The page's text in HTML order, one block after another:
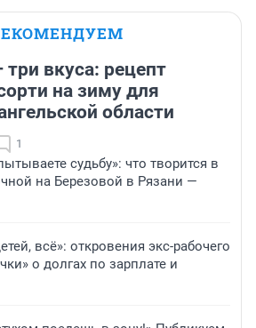
вкуса: рецепт
на зиму для
области
1
судьбу»: что творится в
на Березовой в Рязани —
всё»: откровения экс-рабочего
о долгах по зарплате и